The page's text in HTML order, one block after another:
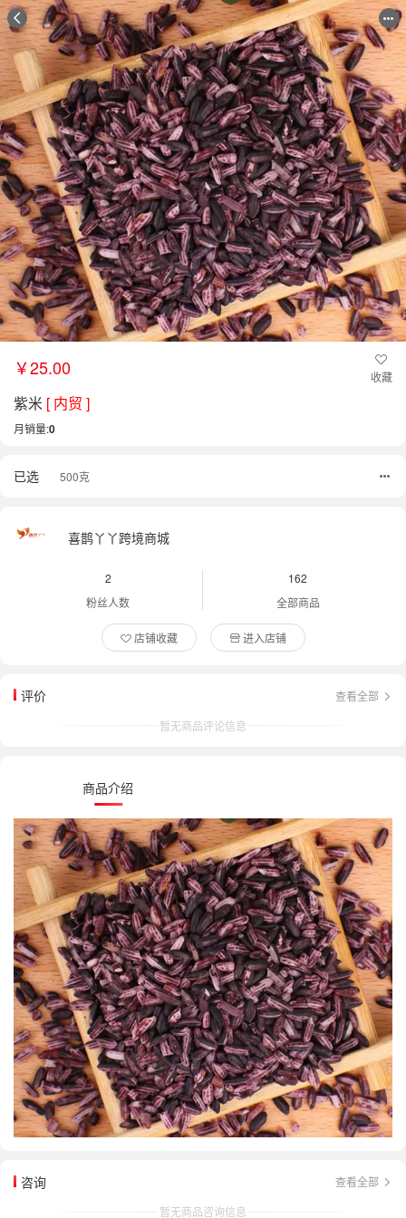
￥25.00 收藏
紫米 [ 内贸 ]
月销量:0
已选 500克
喜鹊丫丫跨境商城
2
粉丝人数
162
全部商品
店铺收藏 进入店铺
评价
查看全部
暂无商品评论信息
商品介绍
咨询
查看全部
暂无商品咨询信息